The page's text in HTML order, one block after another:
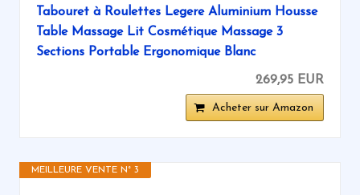
Tabouret à Roulettes Legere Aluminium Housse
Table Massage Lit Cosmétique Massage 3
Sections Portable Ergonomique Blanc
269,95 EUR
Acheter sur Amazon
MEILLEURE VENTE N° 3